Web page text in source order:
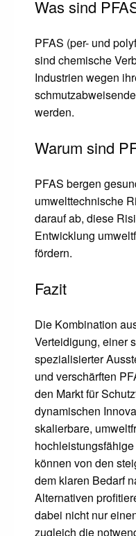
Was sind
PFAS (per- und
sind chemische
Industrien wegen
werden.
Warum sind
PFAS bergen
umwelttechnische
darauf ab, diese
Entwicklung
fördern.
Fazit
Die Kombination
Verteidigung, einer
spezialisierter
und verschärften
den Markt für
dynamischen
skalierbare,
können von den
dem klaren Bedarf
Alternativen
dabei nicht nur
zugleich die